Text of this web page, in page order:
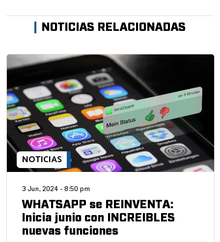
NOTICIAS RELACIONADAS
NOTICIAS
3 Jun, 2024 - 8:50 pm
WHATSAPP se REINVENTA:
Inicia junio con INCREIBLES
nuevas funciones